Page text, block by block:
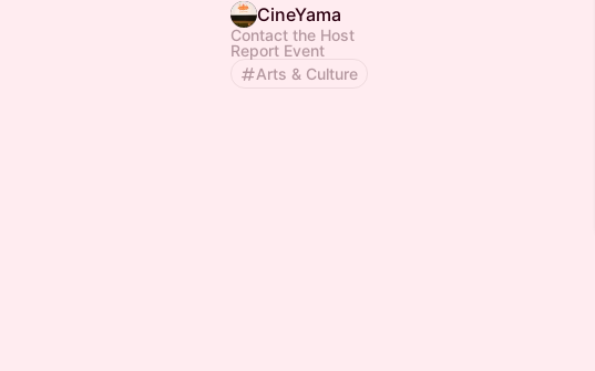
CineYama
Contact the Host
Report Event
Arts & Culture